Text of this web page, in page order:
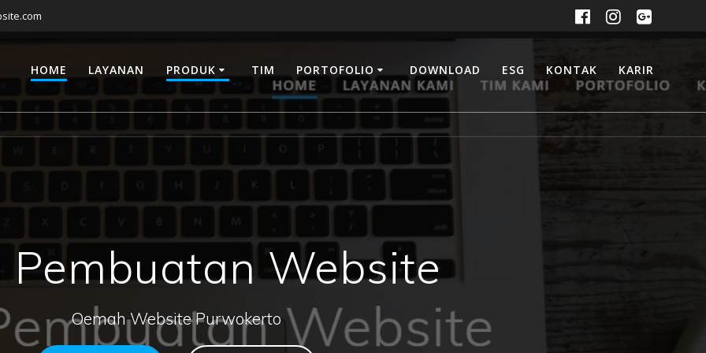
HOME LAYANAN PRODUK TIM PORTOFOLIO DOWNLOAD ESG KONTAK KARIR
Pembuatan Website
Oemah Website Purwokerto